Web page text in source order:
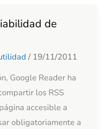
de
/ 19/11/2011
Google Reader ha
los RSS
accesible a
obligatoriamente a